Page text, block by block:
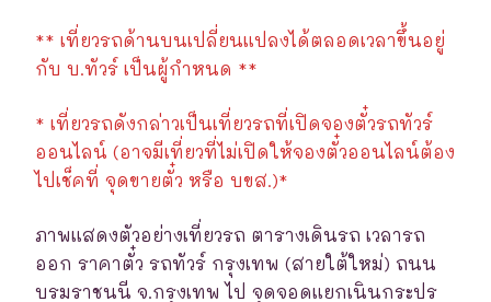
** เที่ยวรถด้านบนเปลี่ยนแปลงได้ตลอดเวลาขึ้นอยู่
กับ บ.ทัวร์ เป็นผู้กำหนด **
* เที่ยวรถดังกล่าวเป็นเที่ยวรถที่เปิดจองตั๋วรถทัวร์
ออนไลน์ (อาจมีเที่ยวที่ไม่เปิดให้จองตั๋วออนไลน์ต้อง
ไปเช็คที่ จุดขายตั๋ว หรือ บขส.)*
ภาพแสดงตัวอย่างเที่ยวรถ ตารางเดินรถ เวลารถ
ออก ราคาตั๋ว รถทัวร์ กรุงเทพ (สายใต้ใหม่) ถนน
บรมราชนนี จ.กรุงเทพ ไป จุดจอดแยกเนินกระปร